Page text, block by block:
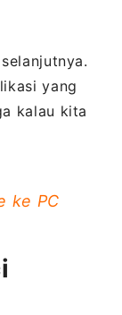
yang
kalau kita
ke PC